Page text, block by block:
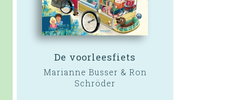
De voorleesfiets
Marianne Busser & Ron
Schröder